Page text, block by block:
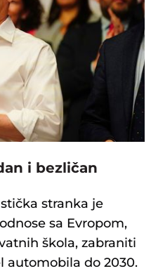
i bezličan
stranka je
sa Evropom,
škola, zabraniti
automobila do 2030.